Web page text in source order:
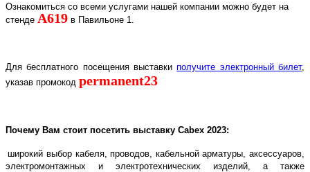
Ознакомиться со всеми услугами нашей компании можно будет на
стенде A619 в Павильоне 1.
Для бесплатного посещения выставкиполучите электронный билет,
указав промокод permanent23
Почему Вам стоит посетить выставку Cabex 2023:
широкий выбор кабеля, проводов, кабельной арматуры, аксессуаров,
электромонтажных и электротехнических изделий, а также